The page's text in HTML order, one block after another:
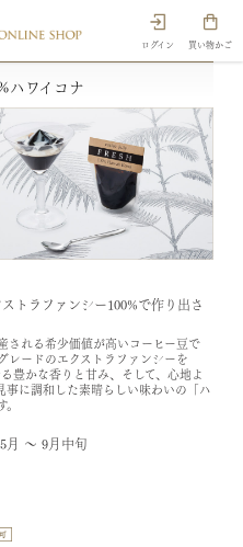
ログイン 買い物かご
ハワイコナ
トラファンシー100%で作り出さ
される希少価値が高いコーヒー豆で
レードのエクストラファンシーを
豊かな香りと甘み、そして、心地よ
事に調和した素晴らしい味わいの「ハ
～ 9月中旬